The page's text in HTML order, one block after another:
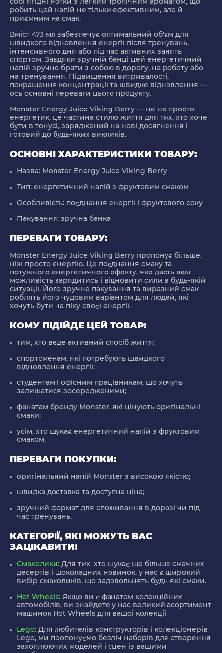
робить цей напій не тільки ефективним, але й
приємним на смак.
Вміст 473 мл забезпечує оптимальний об'єм для
швидкого відновлення енергії після тренувань,
інтенсивного дня або під час активних занять
спортом. Завдяки зручній банці цей енергетичний
напій зручно брати з собою в дорогу, на роботу або
на тренування. Підвищення витривалості,
покращення концентрації та швидке відновлення —
ось основні переваги цього продукту.
Monster Energy Juice Viking Berry — це не просто
енергетик, це частина стилю життя для тих, хто хоче
бути в тонусі, заряджений на нові досягнення і
готовий до будь-яких викликів.
ОСНОВНІ ХАРАКТЕРИСТИКИ ТОВАРУ:
Назва: Monster Energy Juice Viking Berry
Тип: енергетичний напій з фруктовим смаком
Особливість: поєднання енергії і фруктового соку
Пакування: зручна банка
ПЕРЕВАГИ ТОВАРУ:
Monster Energy Juice Viking Berry пропонує більше,
ніж просто енергію. Це поєднання смаку та
потужного енергетичного ефекту, яке дасть вам
можливість зарядитись і відновити сили в будь-якій
ситуації. Його зручне пакування та виразний смак
роблять його чудовим варіантом для людей, які
хочуть бути на піку своєї енергії.
КОМУ ПІДІЙДЕ ЦЕЙ ТОВАР:
тим, хто веде активний спосіб життя;
спортсменам, які потребують швидкого
відновлення енергії;
студентам і офісним працівникам, що хочуть
залишатися зосередженими;
фанатам бренду Monster, які цінують оригінальні
смаки;
усім, хто шукає енергетичний напій з фруктовим
смаком.
ПЕРЕВАГИ ПОКУПКИ:
оригінальний напій Monster з високою якістю;
швидка доставка та доступна ціна;
зручний формат для споживання в дорозі чи під
час тренувань.
КАТЕГОРІЇ, ЯКІ МОЖУТЬ ВАС
ЗАЦІКАВИТИ:
Смаколики: Для тих, хто шукає ще більше смачних
десертів і шоколадних новинок, у нас є широкий
вибір смаколиків, що задовольнять будь-які смаки.
Hot Wheels: Якщо ви є фанатом колекційних
автомобілів, ви знайдете у нас великий асортимент
машинок Hot Wheels для вашої колекції.
Lego: Для любителів конструкторів і колекціонерів
Lego, ми пропонуємо безліч наборів для створення
захоплюючих моделей і сцен із вашими